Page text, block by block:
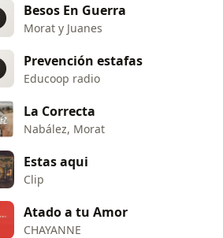
Besos En Guerra
Morat y Juanes
Prevención estafas
Educoop radio
La Correcta
Nabález, Morat
Estas aqui
Clip
Atado a tu Amor
CHAYANNE